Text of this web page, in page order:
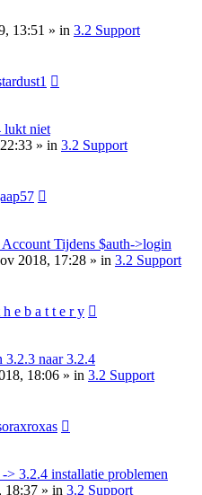
13:51 » in 3.2 Support
lukt niet
» in 3.2 Support
Tijdens $auth->login
2018, 17:28 » in 3.2 Support
h e b a t t e r y
3.2.3 naar 3.2.4
18:06 » in 3.2 Support
> 3.2.4 installatie problemen
18:37 » in 3.2 Support